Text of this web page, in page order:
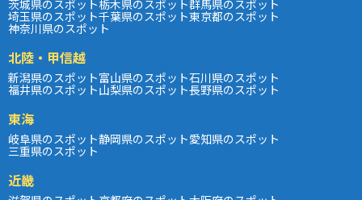
茨城県のスポット栃木県のスポット群馬県のスポット
埼玉県のスポット千葉県のスポット東京都のスポット
神奈川県のスポット
北陸・甲信越
新潟県のスポット富山県のスポット石川県のスポット
福井県のスポット山梨県のスポット長野県のスポット
東海
岐阜県のスポット静岡県のスポット愛知県のスポット
三重県のスポット
近畿